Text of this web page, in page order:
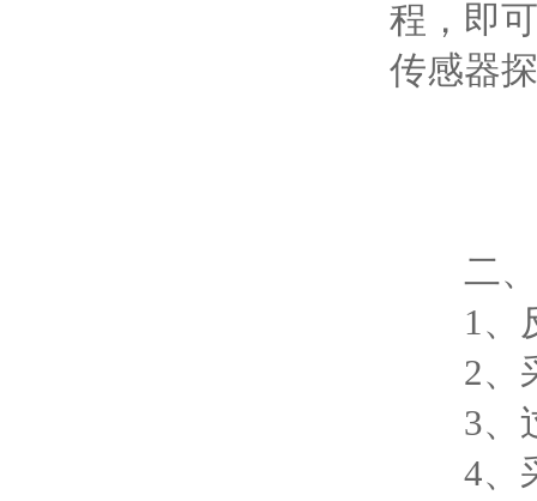
程，即
传感器
二、
1、反
2、采
3、过
4、采